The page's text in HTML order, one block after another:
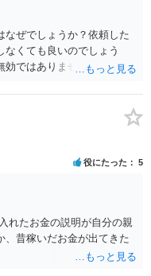
なぜでしょうか？依頼した
くても良いのでしょう
無効ではありませんか？
属する弁護士会に相談さ
は脳梗塞で倒れたようで
弁護士の判断で復代理を
効なのかという問題もあ
役にたった 5
れたお金の説明が自分の親
、昔稼いだお金が出てきた